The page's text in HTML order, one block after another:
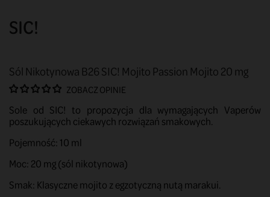
SIC!
Sól Nikotynowa B26 SIC! Mojito Passion Mojito 20 mg
ZOBACZ OPINIE
Sole od SIC! to propozycja dla wymagających Vaperów
poszukujących ciekawych rozwiązań smakowych.
Pojemność: 10 ml
Moc: 20 mg (sól nikotynowa)
Smak: Klasyczne mojito z egzotyczną nutą marakui.